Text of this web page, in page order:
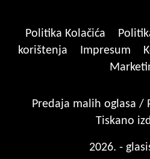
Politika Kolačića
korištenja
Impresum
Predaja malih oglasa /
Tiskano
2026. -